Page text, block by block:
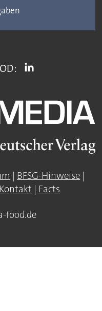
BFSG-Hinweise
Kontakt Facts
food.de